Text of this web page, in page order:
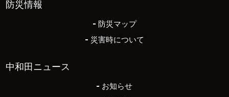
防災情報
防災マップ
災害時について
中和田ニュース
お知らせ